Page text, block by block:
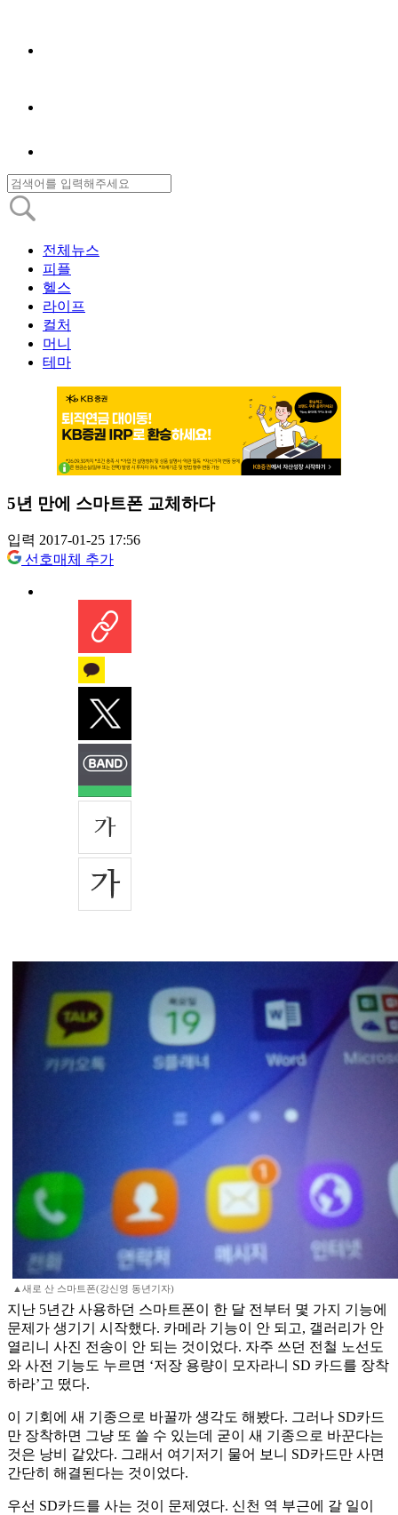
전체뉴스
피플
헬스
라이프
컬처
머니
테마
5년 만에 스마트폰 교체하다
입력 2017-01-25 17:56
선호매체 추가
▲새로 산 스마트폰(강신영 동년기자)
지난 5년간 사용하던 스마트폰이 한 달 전부터 몇 가지 기능에
문제가 생기기 시작했다. 카메라 기능이 안 되고, 갤러리가 안
열리니 사진 전송이 안 되는 것이었다. 자주 쓰던 전철 노선도
와 사전 기능도 누르면 ‘저장 용량이 모자라니 SD 카드를 장착
하라’고 떴다.
이 기회에 새 기종으로 바꿀까 생각도 해봤다. 그러나 SD카드
만 장착하면 그냥 또 쓸 수 있는데 굳이 새 기종으로 바꾼다는
것은 낭비 같았다. 그래서 여기저기 물어 보니 SD카드만 사면
간단히 해결된다는 것이었다.
우선 SD카드를 사는 것이 문제였다. 신천 역 부근에 갈 일이